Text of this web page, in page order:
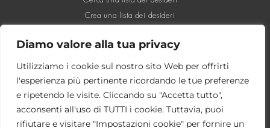
Diamo valore alla tua privacy
Utilizziamo i cookie sul nostro sito Web per offrirti
l'esperienza più pertinente ricordando le tue preferenze
e ripetendo le visite. Cliccando su "Accetta tutto",
acconsenti all'uso di TUTTI i cookie. Tuttavia, puoi
rifiutare e visitare "Impostazioni cookie" per fornire un
Crea una lista dei desideri
SOCIAL